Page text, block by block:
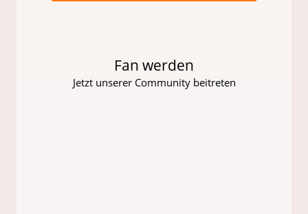
Fan werden
Jetzt unserer Community beitreten